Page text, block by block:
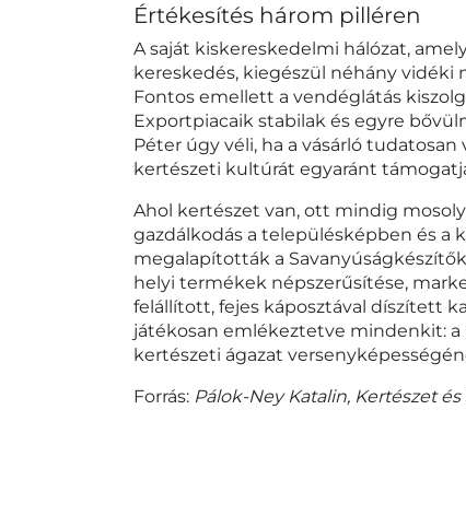
Értékesítés három pilléren
A saját kiskereskedelmi hálózat,
kereskedés, kiegészül néhány vidéki
Fontos emellett a vendéglátás
Exportpiacaik stabilak és egyre
Péter úgy véli, ha a vásárló
kertészeti kultúrát egyaránt
Ahol kertészet van, ott mindig
gazdálkodás a településképben és a
megalapították a
helyi termékek népszerűsítése,
felállított, fejes káposztával díszített
játékosan emlékeztetve mindenkit: a
kertészeti ágazat
Forrás: Pálok-Ney Katalin, Kertészet és